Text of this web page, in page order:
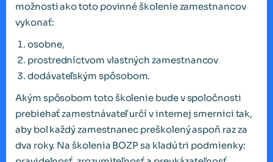
možnosti ako toto povinné školenie zamestnancov
vykonať:
osobne,
prostredníctvom vlastných zamestnancov
dodávateľským spôsobom.
Akým spôsobom toto školenie bude v spoločnosti
prebiehať zamestnávateľ určí v internej smernici tak,
aby bol každý zamestnanec preškolený aspoň raz za
dva roky. Na školenia BOZP sa kladú tri podmienky: